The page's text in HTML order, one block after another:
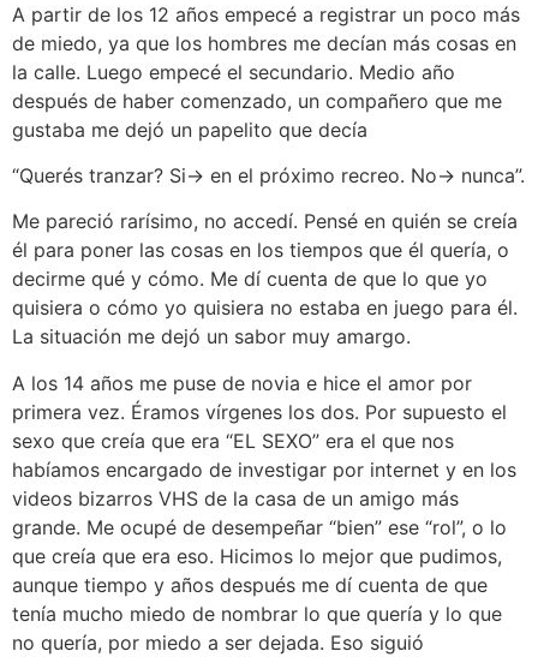
A partir de los 12 años empecé a registrar un poco más
de miedo, ya que los hombres me decían más cosas en
la calle. Luego empecé el secundario. Medio año
después de haber comenzado, un compañero que me
gustaba me dejó un papelito que decía
“Querés tranzar? Si→ en el próximo recreo. No→ nunca”.
Me pareció rarísimo, no accedí. Pensé en quién se creía
él para poner las cosas en los tiempos que él quería, o
decirme qué y cómo. Me dí cuenta de que lo que yo
quisiera o cómo yo quisiera no estaba en juego para él.
La situación me dejó un sabor muy amargo.
A los 14 años me puse de novia e hice el amor por
primera vez. Éramos vírgenes los dos. Por supuesto el
sexo que creía que era “EL SEXO” era el que nos
habíamos encargado de investigar por internet y en los
videos bizarros VHS de la casa de un amigo más
grande. Me ocupé de desempeñar “bien” ese “rol”, o lo
que creía que era eso. Hicimos lo mejor que pudimos,
aunque tiempo y años después me dí cuenta de que
tenía mucho miedo de nombrar lo que quería y lo que
no quería, por miedo a ser dejada. Eso siguió